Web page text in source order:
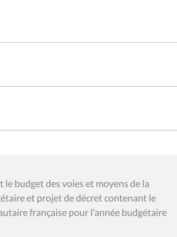
budget des voies et moyens de la
et projet de décret contenant le
française pour l'année budgétaire